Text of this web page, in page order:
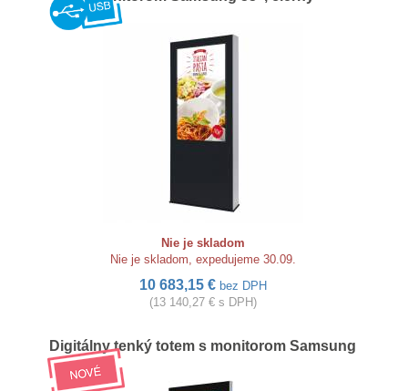
Nie je skladom
Nie je skladom, expedujeme 30.09.
10 683,15 € bez DPH
(13 140,27 € s DPH)
Digitálny tenký totem s monitorom Samsung